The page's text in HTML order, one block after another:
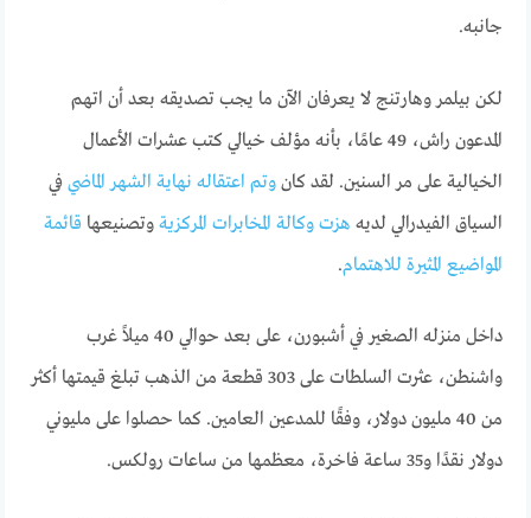
جانبه.
لكن بيلمر وهارتنج لا يعرفان الآن ما يجب تصديقه بعد أن اتهم
المدعون راش، 49 عامًا، بأنه مؤلف خيالي كتب عشرات الأعمال
الخيالية على مر السنين. لقد كانوتم اعتقاله نهاية الشهر الماضي في
السياق الفيدرالي لديه هزت وكالة المخابرات المركزية وتصنيعها قائمة
المواضيع المثيرة للاهتمام.
داخل منزله الصغير في أشبورن، على بعد حوالي 40 ميلاً غرب
واشنطن، عثرت السلطات على 303 قطعة من الذهب تبلغ قيمتها أكثر
من 40 مليون دولار، وفقًا للمدعين العامين. كما حصلوا على مليوني
دولار نقدًا و35 ساعة فاخرة، معظمها من ساعات رولكس.